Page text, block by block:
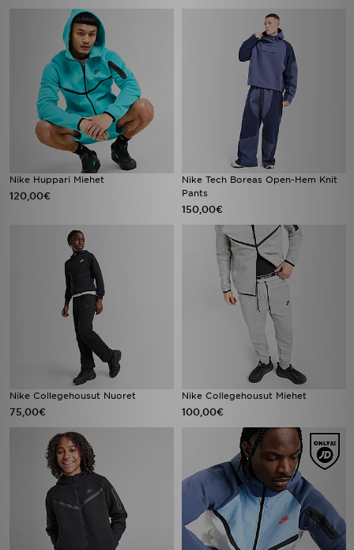
Nike Huppari Miehet
120,00€
Nike Tech Boreas Open-Hem Knit
Pants
150,00€
Nike Collegehousut Nuoret
75,00€
Nike Collegehousut Miehet
100,00€